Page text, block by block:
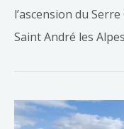
l’ascension du
Saint André les